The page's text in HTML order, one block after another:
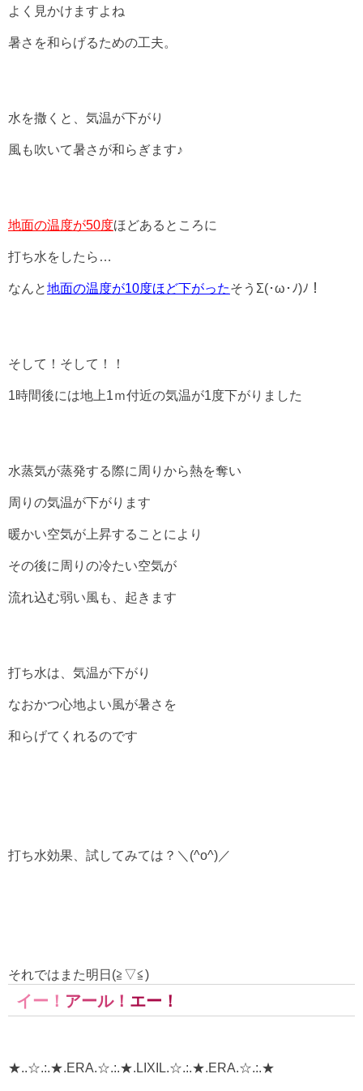
よく見かけますよね
暑さを和らげるための工夫。
水を撒くと、気温が下がり
風も吹いて暑さが和らぎます♪
地面の温度が50度ほどあるところに
打ち水をしたら…
なんと地面の温度が10度ほど下がったそうΣ(･ω･ﾉ)ﾉ！
そして！そして！！
1時間後には地上1ｍ付近の気温が1度下がりました
水蒸気が蒸発する際に周りから熱を奪い
周りの気温が下がります
暖かい空気が上昇することにより
その後に周りの冷たい空気が
流れ込む弱い風も、起きます
打ち水は、気温が下がり
なおかつ心地よい風が暑さを
和らげてくれるのです
打ち水効果、試してみては？＼(^o^)／
それではまた明日(≧▽≦)
イー！ アール！ エー！
★..☆.:.★.ERA.☆.:.★.LIXIL.☆.:.★.ERA.☆.:.★